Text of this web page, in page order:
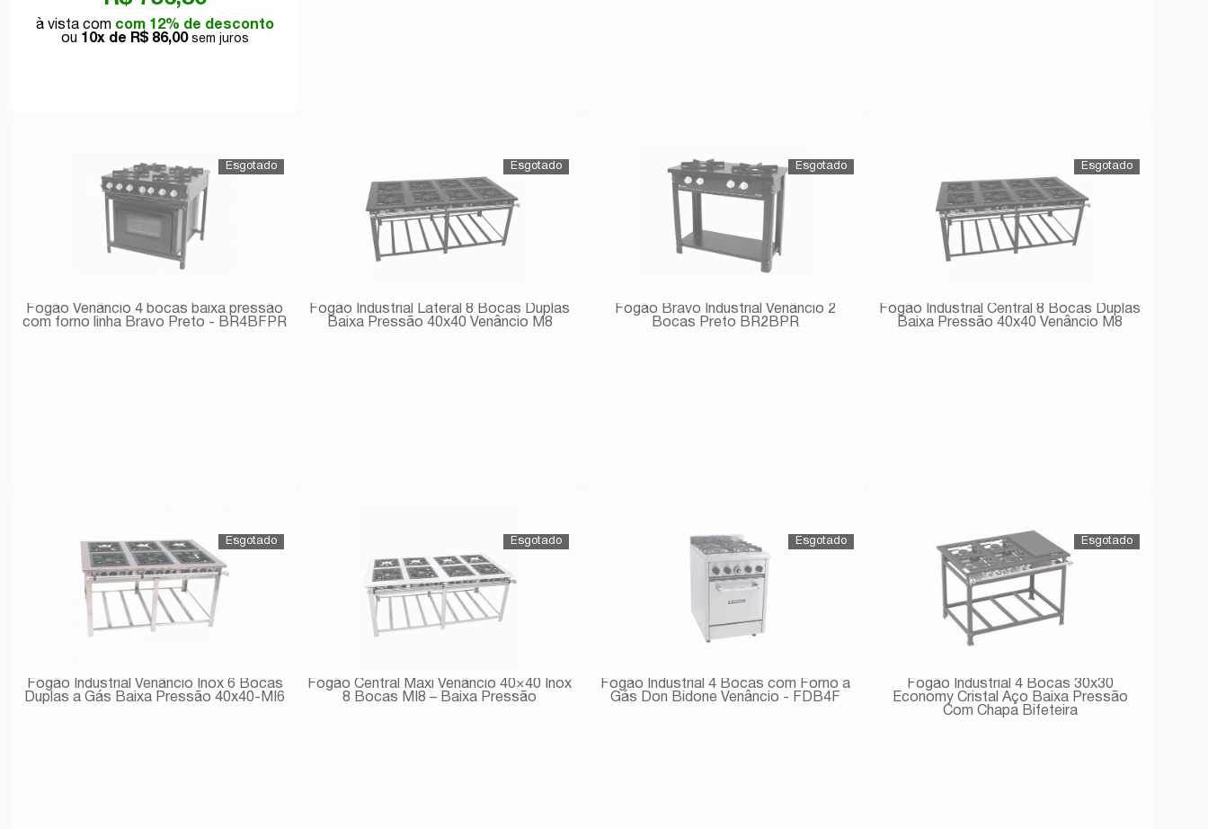
com 12% de desconto
10x de R$ 86,00
Fogão Venâncio 4 bocas baixa pressão
com forno linha Bravo Preto - BR4BFPR
Fogão Industrial Lateral 8 Bocas Duplas
Baixa Pressão 40x40 Venâncio M8
Fogão Bravo Industrial Venâncio 2
Bocas Preto BR2BPR
Fogão Industrial Central 8 Bocas Duplas
Baixa Pressão 40x40 Venâncio M8
Fogão Industrial Venâncio Inox 6 Bocas
Duplas a Gás Baixa Pressão 40x40-MI6
Fogão Central Maxi Venâncio 40×40 Inox
8 Bocas MI8 – Baixa Pressão
Fogão Industrial 4 Bocas com Forno a
Gás Don Bidone Venâncio - FDB4F
Fogão Industrial 4 Bocas 30x30
Economy Cristal Aço Baixa Pressão
Com Chapa Bifeteira